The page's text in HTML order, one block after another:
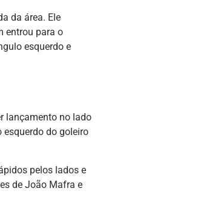
da área. Ele
entrou para o
esquerdo e
lançamento no lado
esquerdo do goleiro
pelos lados e
de João Mafra e